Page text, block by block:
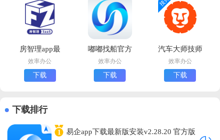
房智理app最
新版下载
效率办公
下载
嘟嘟找船官方
正版下载安装
效率办公
下载
汽车大师技师
版安卓版下载
效率办公
下载
下载排行
1 易企app下载最新版安装v2.28.20 官方版